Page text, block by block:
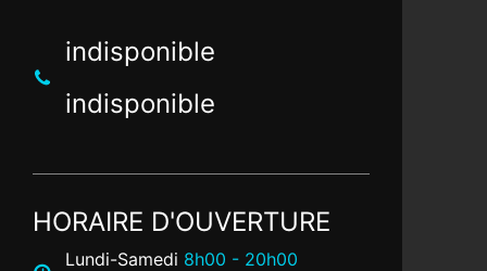
indisponible
indisponible
HORAIRE D'OUVERTURE
Lundi-Samedi 8h00 - 20h00